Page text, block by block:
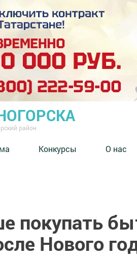
район
Конкурсы О нас
покупать
Нового